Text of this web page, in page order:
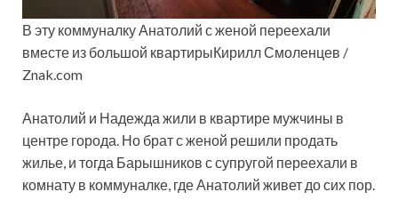
В эту коммуналку Анатолий с женой переехали
вместе из большой квартирыКирилл Смоленцев /
Znak.com
Анатолий и Надежда жили в квартире мужчины в
центре города. Но брат с женой решили продать
жилье, и тогда Барышников с супругой переехали в
комнату в коммуналке, где Анатолий живет до сих пор.